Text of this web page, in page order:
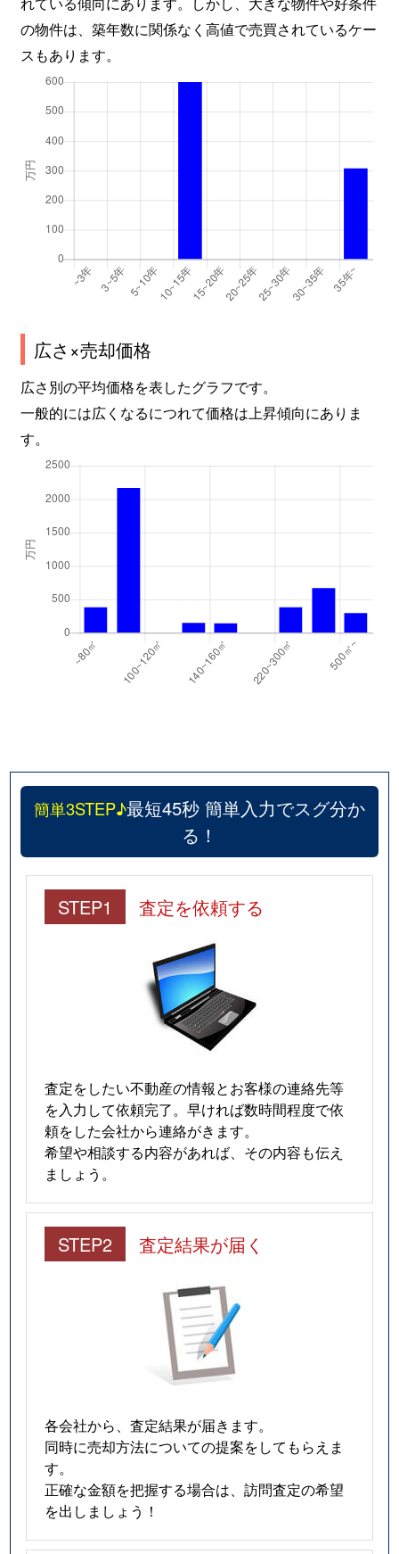
の物件は、築年数に関係なく高値で売買されているケー
スもあります。
広さ×売却価格
広さ別の平均価格を表したグラフです。
一般的には広くなるにつれて価格は上昇傾向にありま
す。
簡単3STEP♪最短45秒 簡単入力でスグ分か
る！
STEP1 査定を依頼する
査定をしたい不動産の情報とお客様の連絡先等
を入力して依頼完了。早ければ数時間程度で依
頼をした会社から連絡がきます。
希望や相談する内容があれば、その内容も伝え
ましょう。
STEP2 査定結果が届く
各会社から、査定結果が届きます。
同時に売却方法についての提案をしてもらえま
す。
正確な金額を把握する場合は、訪問査定の希望
を出しましょう！